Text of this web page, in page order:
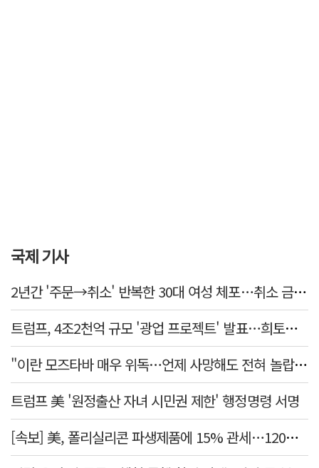
국제 기사
2년간 '주문→취소' 반복한 30대 여성 체포…취소 금액만 400억 원
트럼프, 4조2천억 규모 '광업 프로젝트' 발표…희토류 탈중국 속도
"이란 모즈타바 매우 위독…언제 사망해도 전혀 놀랍지 않아"
트럼프 美 '원정출산 자녀 시민권 제한' 행정명령 서명
[속보] 美, 폴리실리콘 파생제품에 15% 관세…120일 뒤 발효